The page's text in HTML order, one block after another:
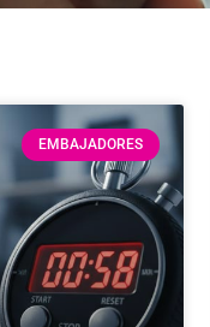
EMBAJADORES